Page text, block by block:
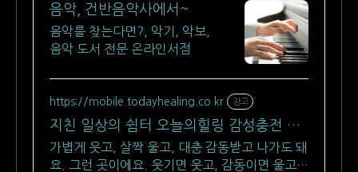
음악, 건반음악사에서~
음악를 찾는다면?, 악기, 악보,
음악 도서 전문 온라인서점
https://mobile.todayhealing.co.kr 광고
지친 일상의 쉼터 오늘의힐링 감성충전 하
루 5분 힐링타임
가볍게 웃고, 살짝 울고, 대충 감동받고 나가도 돼
요. 그런 곳이에요. 웃기면 웃고, 감동이면 울고,